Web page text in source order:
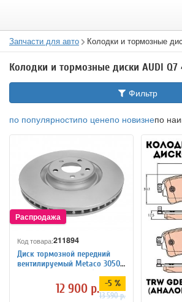
Запчасти для авто Колодки и тормозные
Колодки и тормозные диски AUDI Q7
Фильтр
по популярностипо ценепо новизнепо
Код товара:211894
Диск тормозной передний
вентилируемый Metaco 3050-
425 для AUDI Q7 4M (аналог
VAG 4M0615301AN)
12 900 р. -5 %
13 590 р.